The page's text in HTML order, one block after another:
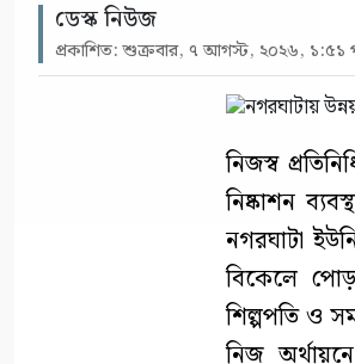
ডেস্ক নিউজ
প্রকাশিত: শুক্রবার, ৭ আগস্ট, ২০২৬, ১:৫১
নিজস্ব
নিষ্কাশন
নগরঘাটা
বিকেলে
শিল্পপতি ও
নিজ